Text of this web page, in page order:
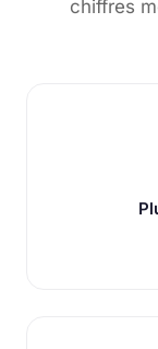
chiffres